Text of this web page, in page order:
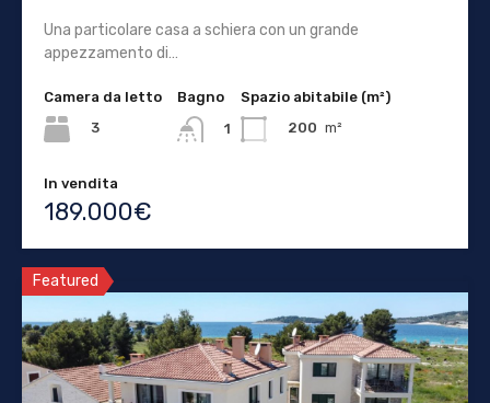
Una particolare casa a schiera con un grande
appezzamento di…
Camera da letto
3
Bagno
1
Spazio abitabile (m²)
200 m²
In vendita
189.000€
Featured